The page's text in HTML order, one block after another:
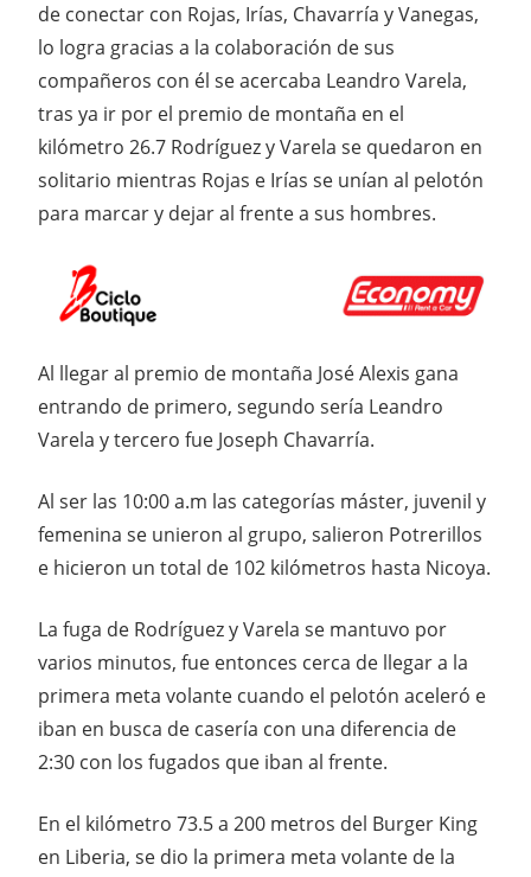
de conectar con Rojas, Irías, Chavarría y Vanegas,
lo logra gracias a la colaboración de sus
compañeros con él se acercaba Leandro Varela,
tras ya ir por el premio de montaña en el
kilómetro 26.7 Rodríguez y Varela se quedaron en
solitario mientras Rojas e Irías se unían al pelotón
para marcar y dejar al frente a sus hombres.
Al llegar al premio de montaña José Alexis gana
entrando de primero, segundo sería Leandro
Varela y tercero fue Joseph Chavarría.
Al ser las 10:00 a.m las categorías máster, juvenil y
femenina se unieron al grupo, salieron Potrerillos
e hicieron un total de 102 kilómetros hasta Nicoya.
La fuga de Rodríguez y Varela se mantuvo por
varios minutos, fue entonces cerca de llegar a la
primera meta volante cuando el pelotón aceleró e
iban en busca de casería con una diferencia de
2:30 con los fugados que iban al frente.
En el kilómetro 73.5 a 200 metros del Burger King
en Liberia, se dio la primera meta volante de la